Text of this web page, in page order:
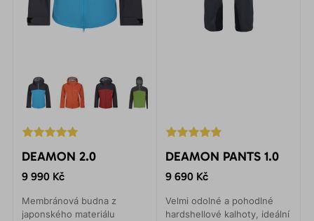
DEAMON 2.0
9 990 Kč
Membránová budna z
japonského materiálu
DEAMON PANTS 1.0
9 690 Kč
Velmi odolné a pohodlné
hardshellové kalhoty, ideální